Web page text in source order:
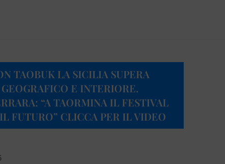
TAOBUK LA SICILIA SUPERA
E INTERIORE.
“A TAORMINA IL FESTIVAL
FUTURO” CLICCA PER IL VIDEO